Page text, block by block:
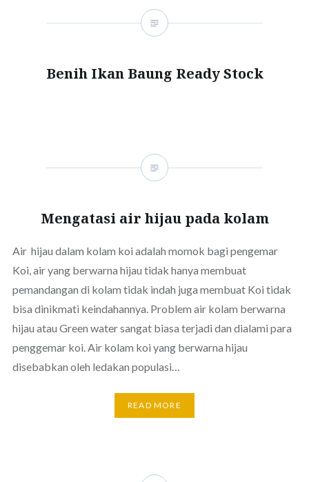
Benih Ikan Baung Ready Stock
Mengatasi air hijau pada kolam
Air hijau dalam kolam koi adalah momok bagi pengemar
Koi, air yang berwarna hijau tidak hanya membuat
pemandangan di kolam tidak indah juga membuat Koi tidak
bisa dinikmati keindahannya. Problem air kolam berwarna
hijau atau Green water sangat biasa terjadi dan dialami para
penggemar koi. Air kolam koi yang berwarna hijau
disebabkan oleh ledakan populasi…
READ MORE